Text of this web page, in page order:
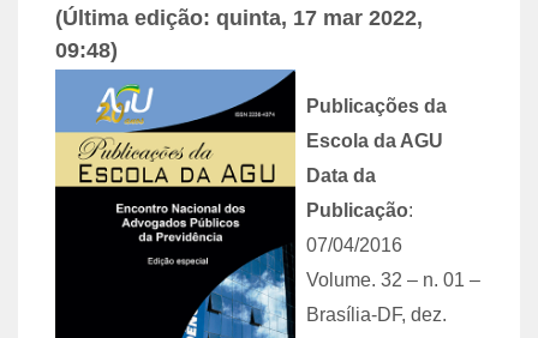
(Última edição: quinta, 17 mar 2022,
09:48)
Publicações da
Escola da AGU
Data da
Publicação:
07/04/2016
Volume. 32 – n. 01 –
Brasília-DF, dez.